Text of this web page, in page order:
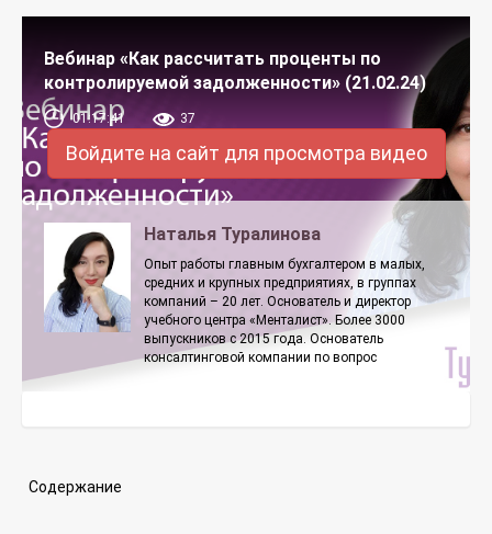
Вебинар «Как рассчитать проценты по
контролируемой задолженности» (21.02.24)
01:17:41 37
Войдите на сайт для просмотра видео
Наталья Туралинова
Опыт работы главным бухгалтером в малых,
средних и крупных предприятиях, в группах
компаний – 20 лет. Основатель и директор
учебного центра «Менталист». Более 3000
выпускников с 2015 года. Основатель
консалтинговой компании по вопрос
Содержание